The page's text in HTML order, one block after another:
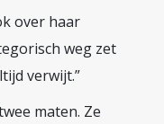
over haar
weg zet
verwijt.”
maten. Ze